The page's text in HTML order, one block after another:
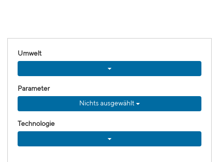
Umwelt
Parameter
Nichts ausgewählt
Technologie